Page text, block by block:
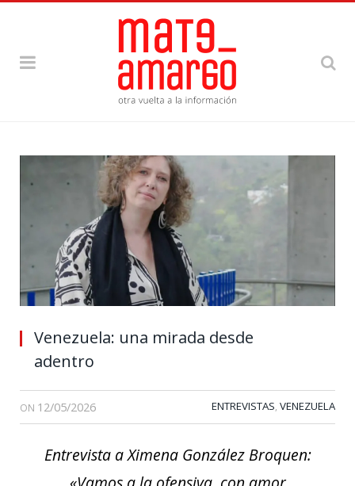
Venezuela: una mirada desde
adentro
ON 12/05/2026 ENTREVISTAS, VENEZUELA
Entrevista a Ximena González Broquen: